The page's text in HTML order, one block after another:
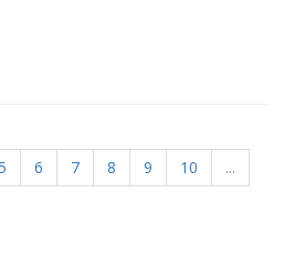
6 7 8 9 10
...
Yatay Geçiş